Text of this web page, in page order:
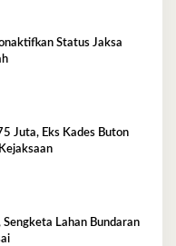
Status Jaksa
Juta, Eks Kades Buton
Lahan Bundaran